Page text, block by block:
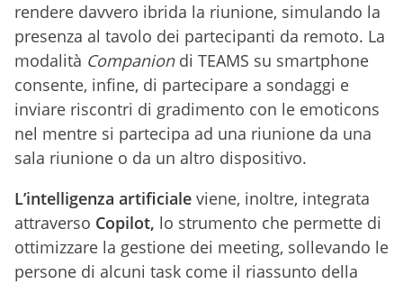
rendere davvero ibrida la riunione, simulando la
presenza al tavolo dei partecipanti da remoto. La
modalità Companiondi TEAMS su smartphone
consente, infine, di partecipare a sondaggi e
inviare riscontri di gradimento con le emoticons
nel mentre si partecipa ad una riunione da una
sala riunione o da un altro dispositivo.
L’intelligenza artificiale viene, inoltre, integrata
attraverso Copilot, lo strumento che permette di
ottimizzare la gestione dei meeting, sollevando le
persone di alcuni task come il riassunto della